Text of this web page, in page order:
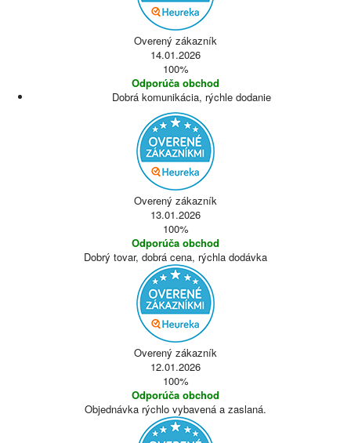
Overený zákazník
14.01.2026
100%
Odporúča obchod
Dobrá komunikácia, rýchle dodanie
Overený zákazník
13.01.2026
100%
Odporúča obchod
Dobrý tovar, dobrá cena, rýchla dodávka
Overený zákazník
12.01.2026
100%
Odporúča obchod
Objednávka rýchlo vybavená a zaslaná.